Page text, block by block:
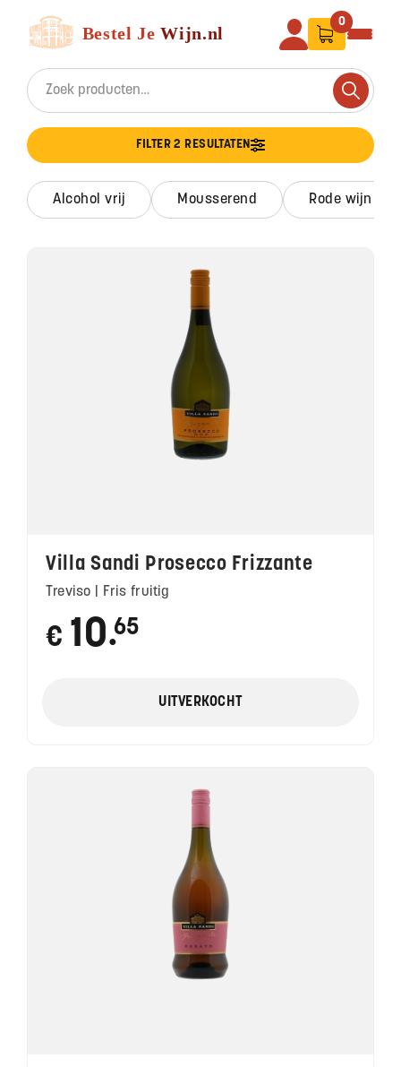
Search for:
Search
0
FILTER 2 RESULTATEN
alcohol vrij mousserend rode wijn
Villa Sandi Prosecco Frizzante
Treviso | Fris fruitig
€ 10 ●
65
UITVERKOCHT